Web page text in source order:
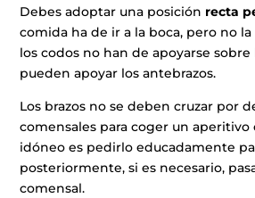
Debes adoptar una posición recta
comida ha de ir a la boca, pero no
los codos no han de apoyarse sobre
pueden apoyar los antebrazos.
Los brazos no se deben cruzar por
comensales para coger un aperitivo
idóneo es pedirlo educadamente
posteriormente, si es necesario,
comensal.